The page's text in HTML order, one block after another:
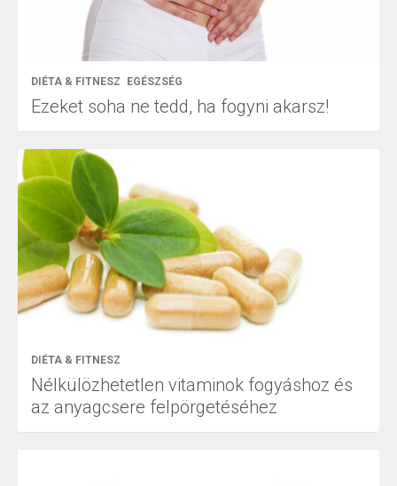
DIÉTA & FITNESZ EGÉSZSÉG
Ezeket soha ne tedd, ha fogyni akarsz!
DIÉTA & FITNESZ
Nélkülözhetetlen vitaminok fogyáshoz és
az anyagcsere felpörgetéséhez